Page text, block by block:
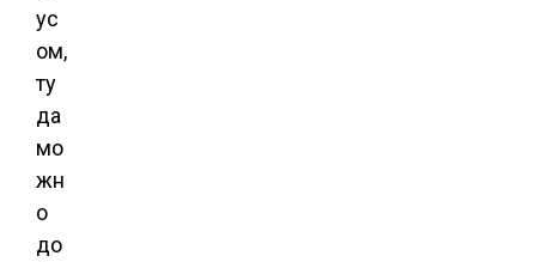
ус
ом,
ту
да
мо
жн
о
до